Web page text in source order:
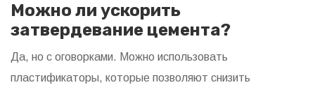
Можно ли ускорить
затвердевание цемента?
Да, но с оговорками. Можно использовать
пластификаторы, которые позволяют снизить